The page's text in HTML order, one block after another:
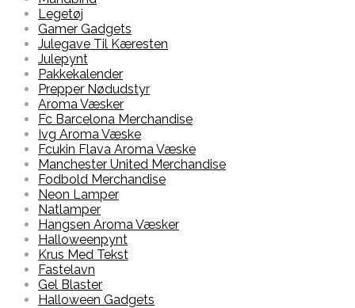
Legetøj
Gamer Gadgets
Julegave Til Kæresten
Julepynt
Pakkekalender
Prepper Nødudstyr
Aroma Væsker
Fc Barcelona Merchandise
Ivg Aroma Væske
Fcukin Flava Aroma Væske
Manchester United Merchandise
Fodbold Merchandise
Neon Lamper
Natlamper
Hangsen Aroma Væsker
Halloweenpynt
Krus Med Tekst
Fastelavn
Gel Blaster
Halloween Gadgets